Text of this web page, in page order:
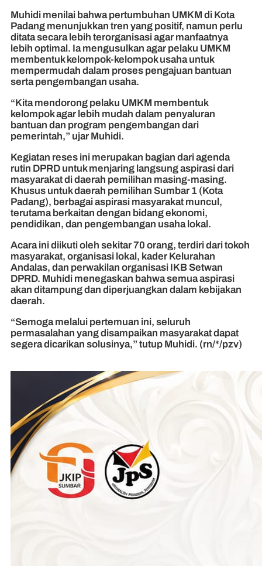
Muhidi menilai bahwa pertumbuhan UMKM di Kota
Padang menunjukkan tren yang positif, namun perlu
ditata secara lebih terorganisasi agar manfaatnya
lebih optimal. Ia mengusulkan agar pelaku UMKM
membentuk kelompok-kelompok usaha untuk
mempermudah dalam proses pengajuan bantuan
serta pengembangan usaha.
“Kita mendorong pelaku UMKM membentuk
kelompok agar lebih mudah dalam penyaluran
bantuan dan program pengembangan dari
pemerintah,” ujar Muhidi.
Kegiatan reses ini merupakan bagian dari agenda
rutin DPRD untuk menjaring langsung aspirasi dari
masyarakat di daerah pemilihan masing-masing.
Khusus untuk daerah pemilihan Sumbar 1 (Kota
Padang), berbagai aspirasi masyarakat muncul,
terutama berkaitan dengan bidang ekonomi,
pendidikan, dan pengembangan usaha lokal.
Acara ini diikuti oleh sekitar 70 orang, terdiri dari tokoh
masyarakat, organisasi lokal, kader Kelurahan
Andalas, dan perwakilan organisasi IKB Setwan
DPRD. Muhidi menegaskan bahwa semua aspirasi
akan ditampung dan diperjuangkan dalam kebijakan
daerah.
“Semoga melalui pertemuan ini, seluruh
permasalahan yang disampaikan masyarakat dapat
segera dicarikan solusinya,” tutup Muhidi. (rn/*/pzv)